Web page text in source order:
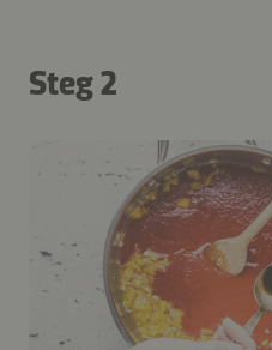
Steg 2